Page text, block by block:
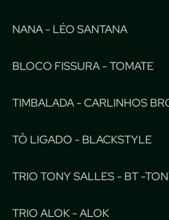
NANA - LÉO SANTANA
BLOCO FISSURA - TOMATE
TIMBALADA - CARLINHOS
TÔ LIGADO - BLACKSTYLE
TRIO TONY SALLES - BT -
TRIO ALOK - ALOK